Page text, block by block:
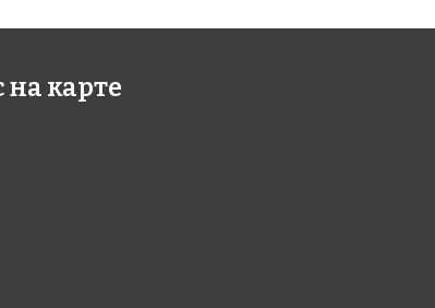
AKP004
300x300
на карте